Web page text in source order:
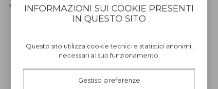
Autonomia funzionamento 45
m.
naso, delle sopracciglia e
dell'orecchio.
INFORMAZIONI SUI COOKIE PRESENTI
IN QUESTO SITO
Questo sito utilizza cookie tecnici e statistici anonimi,
necessari al suo funzionamento.
Gestisci preferenze